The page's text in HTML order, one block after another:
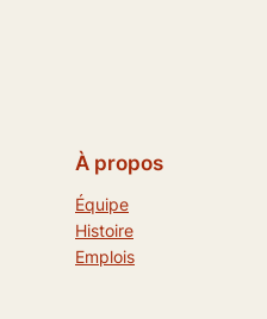
À propos
Équipe
Histoire
Emplois